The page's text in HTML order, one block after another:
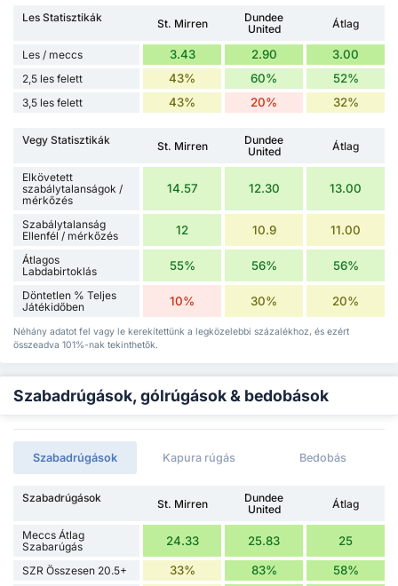
Les Statisztikák St. Mirren
Dundee
United
Átlag
Les / meccs 3.43 2.90 3.00
2,5 les felett 43% 60% 52%
3,5 les felett 43% 20% 32%
Vegy Statisztikák St. Mirren
Dundee
United
Átlag
Elkövetett
szabálytalanságok /
mérkőzés
14.57 12.30 13.00
Szabálytalanság
Ellenfél / mérkőzés
12 10.9 11.00
Átlagos
Labdabirtoklás
55% 56% 56%
Döntetlen % Teljes
Játékidőben
10% 30% 20%
Néhány adatot fel vagy le kerekítettünk a legközelebbi százalékhoz, és ezért
összeadva 101%-nak tekinthetők.
Szabadrúgások, gólrúgások & bedobások
Szabadrúgások Kapura rúgás Bedobás
Szabadrúgások St. Mirren
Dundee
United
Átlag
Meccs Átlag
Szabarúgás
24.33 25.83 25
SZR Összesen 20.5+ 33% 83% 58%